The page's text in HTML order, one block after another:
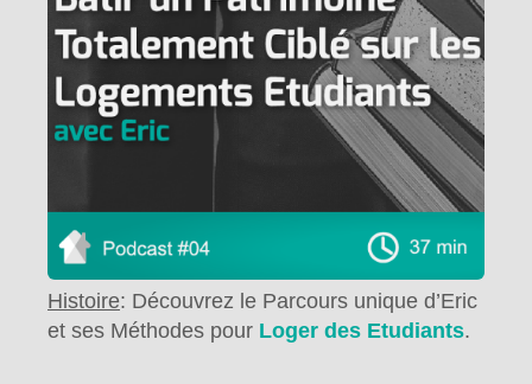
Histoire: Découvrez le Parcours unique d’Eric
et ses Méthodes pour Loger des Etudiants.